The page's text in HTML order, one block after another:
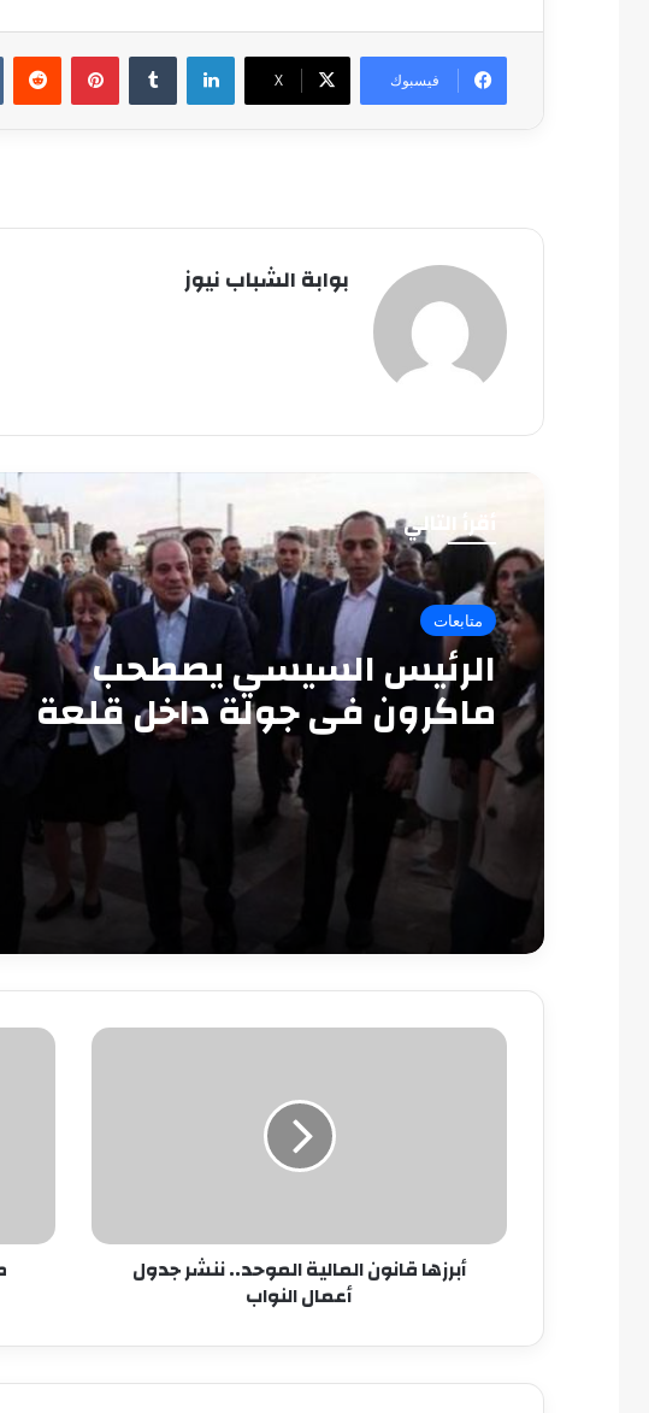
فيسبوك ‫X
لينكدإن بينتيريست
بوابة الشباب نيوز
أقرأ التالي
متابعات
الرئيس السيسي يصطحب
ماكرون في جولة داخل قلعة
قايتباي بالإسكندرية
أبرزها
أبرزها قانون المالية الموحد.. ننشر جدول
أعمال النواب
مايسه
حقوق